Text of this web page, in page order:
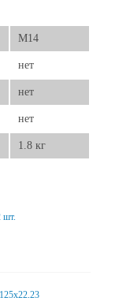
М14
нет
нет
нет
1.8 кг
шт.